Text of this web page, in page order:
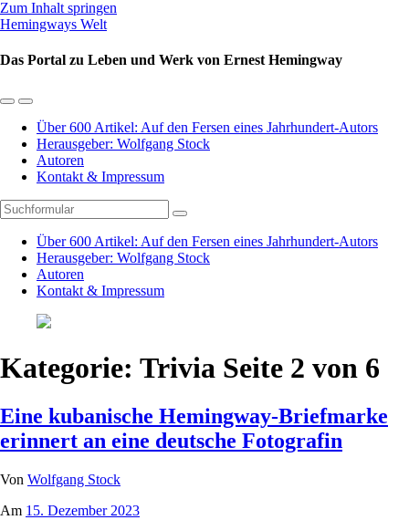
Zum Inhalt springen
Hemingways Welt
Das Portal zu Leben und Werk von Ernest Hemingway
Mobil-
umschalten
Suchfeld
umschalten
Über 600 Artikel: Auf den Fersen eines Jahrhundert-Autors
Herausgeber: Wolfgang Stock
Autoren
Kontakt & Impressum
Suchen
Über 600 Artikel: Auf den Fersen eines Jahrhundert-Autors
Herausgeber: Wolfgang Stock
Autoren
Kontakt & Impressum
Kategorie: Trivia Seite 2 von 6
Eine kubanische Hemingway-Briefmarke
erinnert an eine deutsche Fotografin
Von Wolfgang Stock
Am 15. Dezember 2023